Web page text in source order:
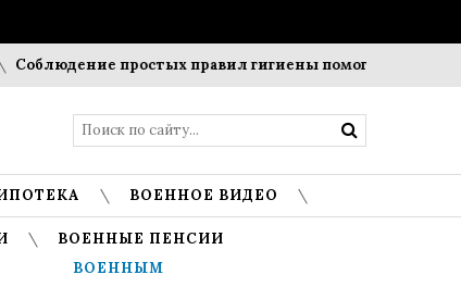
простых правил гигиены помогает
ВОЕННОЕ ВИДЕО
ВОЕННЫЕ ПЕНСИИ
ВОЕННЫМ